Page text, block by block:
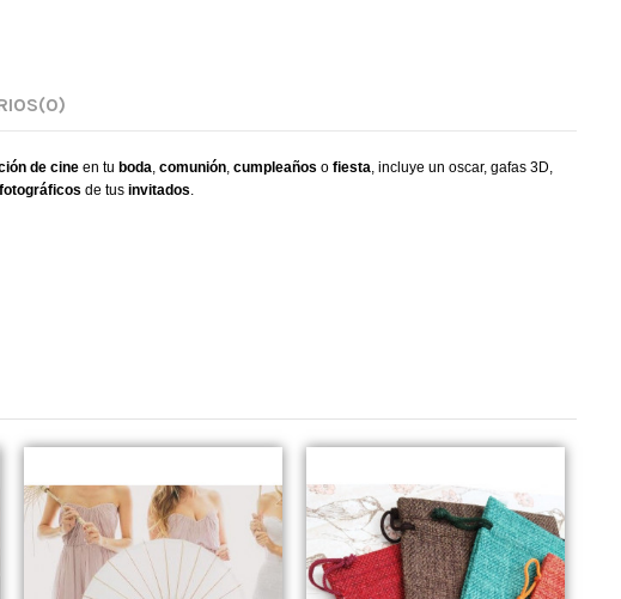
(0)
de cine en tu boda, comunión, cumpleaños o fiesta, incluye un oscar, gafas 3D,
fotográficos de tus invitados.